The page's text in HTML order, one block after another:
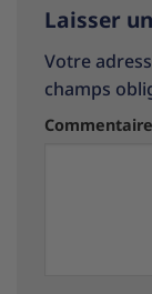
Laisser
Votre
champs
Commentaire